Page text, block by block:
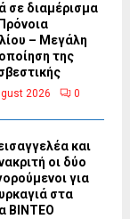
σε διαμέρισμα
– Μεγάλη
της
2026 0
και
οι δύο
για
στα
ΒΙΝΤΕΟ